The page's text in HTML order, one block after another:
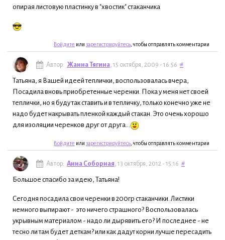
опирая листовую пластинку в "хвостик" стаканчика
Войдите или зарегистрируйтесь , чтобы отправлять комментарии
Автор: Жанна Тягина , 15 октября, 2009 - 16:56 #
Татьяна, я Вашей идеей теплички, воспользовалась вчера,
Посадила вновь приобретенные черенки. Пока у меня нет своей
теплички, но я буду так ставить и в тепличку, только конечно уже не
надо будет накрывать пленкой каждый стакан. Это очень хорошо
для изоляции черенков друг от друга...
Войдите или зарегистрируйтесь , чтобы отправлять комментарии
Автор: Анна Соборная , 13 октября, 2012 - 15:16 #
Большое спасибо за идею, Татьяна!
Сегодня посадила свои черенки в 200гр стаканчики. Листики
немного выпирают - это ничего страшного? Воспользовалась
укрывным материалом - надо ли дырявить его? И последнее - не
тесно ли там будет деткам? или как дадут корни лучше пересадить